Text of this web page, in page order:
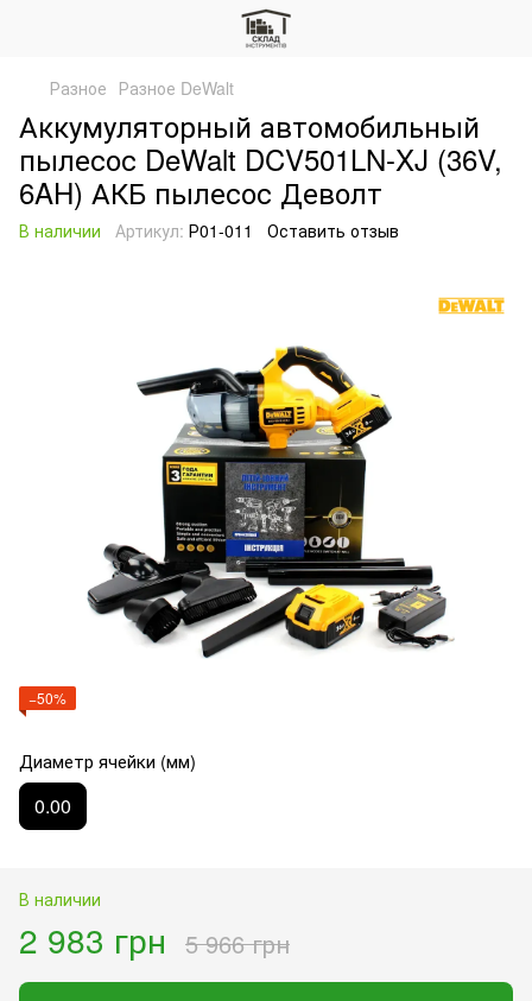
Разное Разное DeWalt
Аккумуляторный автомобильный
пылесос DeWalt DCV501LN-XJ (36V,
6AH) АКБ пылесос Деволт
В наличии Артикул: Р01-011 Оставить отзыв
−50%
Диаметр ячейки (мм)
0.00
В наличии
2 983 грн 5 966 грн